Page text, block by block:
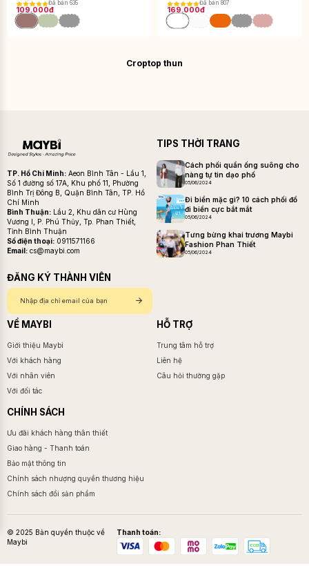
Đã bán 635
109.000đ
Đã bán 807
169.000đ
Croptop thun
TP. Hồ Chí Minh: Aeon Bình Tân - Lầu 1,
Số 1 đường số 17A, Khu phố 11, Phường
Bình Trị Đông B, Quận Bình Tân, TP. Hồ
Chí Minh
Bình Thuận: Lầu 2, Khu dân cư Hùng
Vương I, P. Phú Thủy, Tp. Phan Thiết,
Tỉnh Bình Thuận
Số điện thoại: 0911571166
Email: cs@maybi.com
ĐĂNG KÝ THÀNH VIÊN
TIPS THỜI TRANG
Cách phối quần ống suông cho
nàng tự tin dạo phố
05/06/2024
Đi biển mặc gì? 10 cách phối đồ
đi biển cực bắt mắt
05/06/2024
Tưng bừng khai trương Maybi
Fashion Phan Thiết
05/06/2024
VỀ MAYBI
Giới thiệu Maybi
Với khách hàng
Với nhân viên
Với đối tác
HỖ TRỢ
Trung tâm hỗ trợ
Liên hệ
Câu hỏi thường gặp
CHÍNH SÁCH
Ưu đãi khách hàng thân thiết
Giao hàng - Thanh toán
Bảo mật thông tin
Chính sách nhượng quyền thương hiệu
Chính sách đổi sản phẩm
© 2025 Bản quyền thuộc về
Maybi
Thanh toán: